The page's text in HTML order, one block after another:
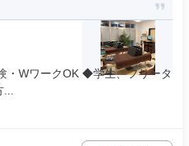
・WワークOK ◆学生、フリータ